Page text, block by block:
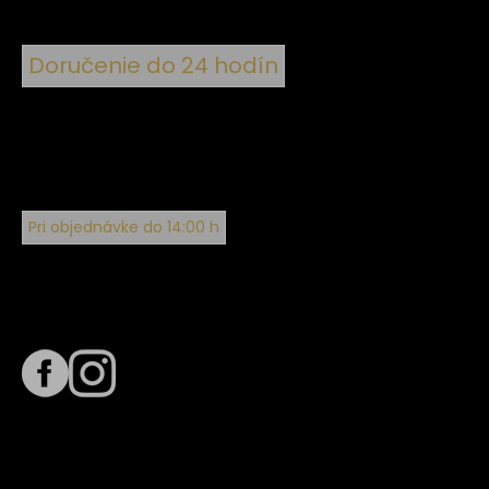
Doručenie do 24 hodín
Pri objednávke do 14:00 h